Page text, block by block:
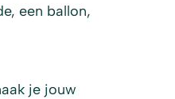
een ballon,
je jouw